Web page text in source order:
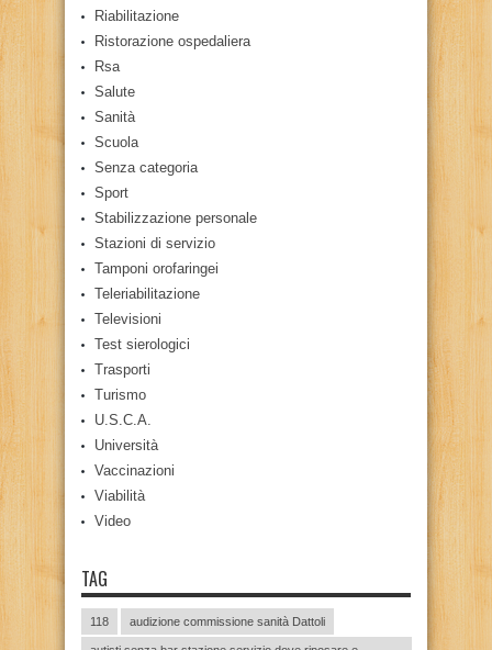
Riabilitazione
Ristorazione ospedaliera
Rsa
Salute
Sanità
Scuola
Senza categoria
Sport
Stabilizzazione personale
Stazioni di servizio
Tamponi orofaringei
Teleriabilitazione
Televisioni
Test sierologici
Trasporti
Turismo
U.S.C.A.
Università
Vaccinazioni
Viabilità
Video
TAG
118 audizione commissione sanità Dattoli